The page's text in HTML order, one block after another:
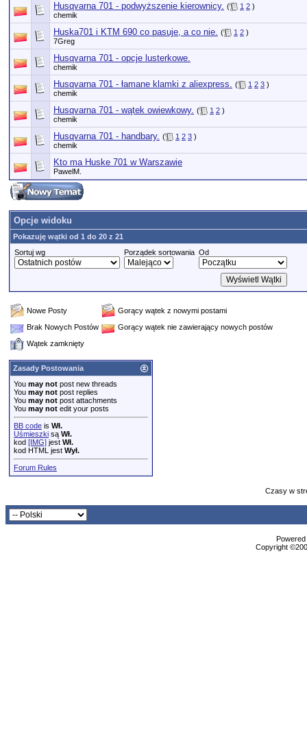
Husqvarna 701 - podwyższenie kierownicy. ( 1 2 )
chemik
Huska701 i KTM 690 co pasuje, a co nie. ( 1 2 )
7Greg
Husqvarna 701 - opcje lusterkowe.
chemik
Husqvarna 701 - łamane klamki z aliexpress. ( 1 2 3 )
chemik
Husqvarna 701 - wątek owiewkowy. ( 1 2 )
chemik
Husqvarna 701 - handbary. ( 1 2 3 )
chemik
Kto ma Huske 701 w Warszawie
PawelM.
Opcje widoku
Pokazuję wątki od 1 do 20 z 21
Sortuj wg
Porządek sortowania Od
Nowe Posty
Gorący wątek z nowymi postami
Brak Nowych Postów
Gorący wątek nie zawierający nowych postów
Wątek zamknięty
Zasady Postowania
You may not post new threads
You may not post replies
You may not post attachments
You may not edit your posts
BB code is Wł.
Uśmieszki są Wł.
kod [IMG] jest Wł.
kod HTML jest Wył.
Forum Rules
Czasy w
Copyright